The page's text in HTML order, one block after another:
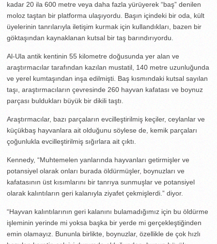
kadar 20 ila 600 metre veya daha fazla yürüyerek “baş” denilen
moloz taştan bir platforma ulaşıyordu. Başın içindeki bir oda, kült
üyelerinin tanrılarıyla iletişim kurmak için kullandıkları, bazen bir
göktaşından kaynaklanan kutsal bir taş barındırıyordu.
Al-Ula antik kentinin 55 kilometre doğusunda yer alan ve
araştırmacılar tarafından kazılan mustatil, 140 metre uzunluğunda
ve yerel kumtaşından inşa edilmişti. Baş kısmındaki kutsal sayılan
taşı, araştırmacıların çevresinde 260 hayvan kafatası ve boynuz
parçası buldukları büyük bir dikili taştı.
Araştırmacılar, bazı parçaların evcilleştirilmiş keçiler, ceylanlar ve
küçükbaş hayvanlara ait olduğunu söylese de, kemik parçaları
çoğunlukla evcilleştirilmiş sığırlara ait çıktı.
Kennedy, “Muhtemelen yanlarında hayvanları getirmişler ve
potansiyel olarak onları burada öldürmüşler, boynuzları ve
kafatasının üst kısımlarını bir tanrıya sunmuşlar ve potansiyel
olarak kalıntıların geri kalanıyla ziyafet çekmişlerdi.” diyor.
“Hayvan kalıntılarının geri kalanını bulamadığımız için bu öldürme
işleminin yerinde mi yoksa başka bir yerde mi gerçekleştiğinden
emin olamayız. Bununla birlikte, boynuzlar, özellikle de çok hızlı